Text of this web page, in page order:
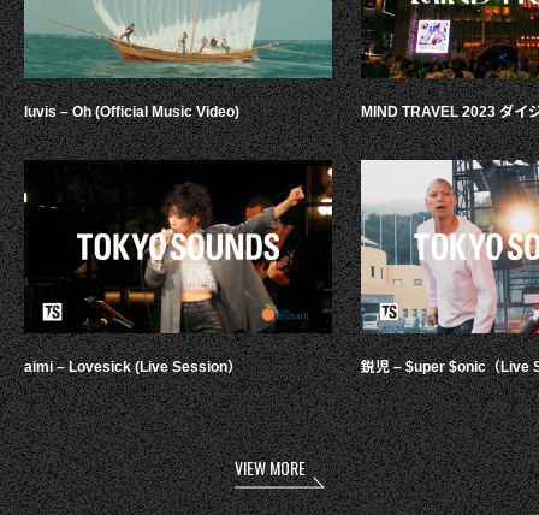
luvis – Oh (Official Music Video)
aimi – Lovesick (Live Session）
MIND TRAVEL 2023 ダイ
鋭児 – $uper $onic（Live
VIEW MORE